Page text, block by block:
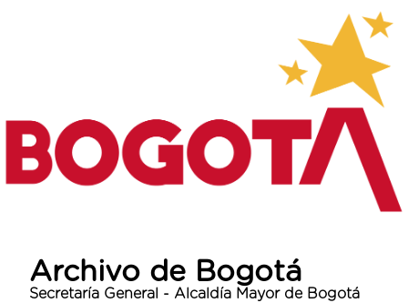
Archivo de Bogotá
Secretaría General - Alcaldía Mayor de Bogotá